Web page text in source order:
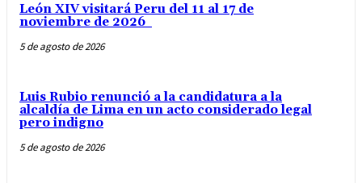
León XIV visitará Peru del 11 al 17 de
noviembre de 2026
5 de agosto de 2026
Luis Rubio renunció a la candidatura a la
alcaldía de Lima en un acto considerado legal
pero indigno
5 de agosto de 2026